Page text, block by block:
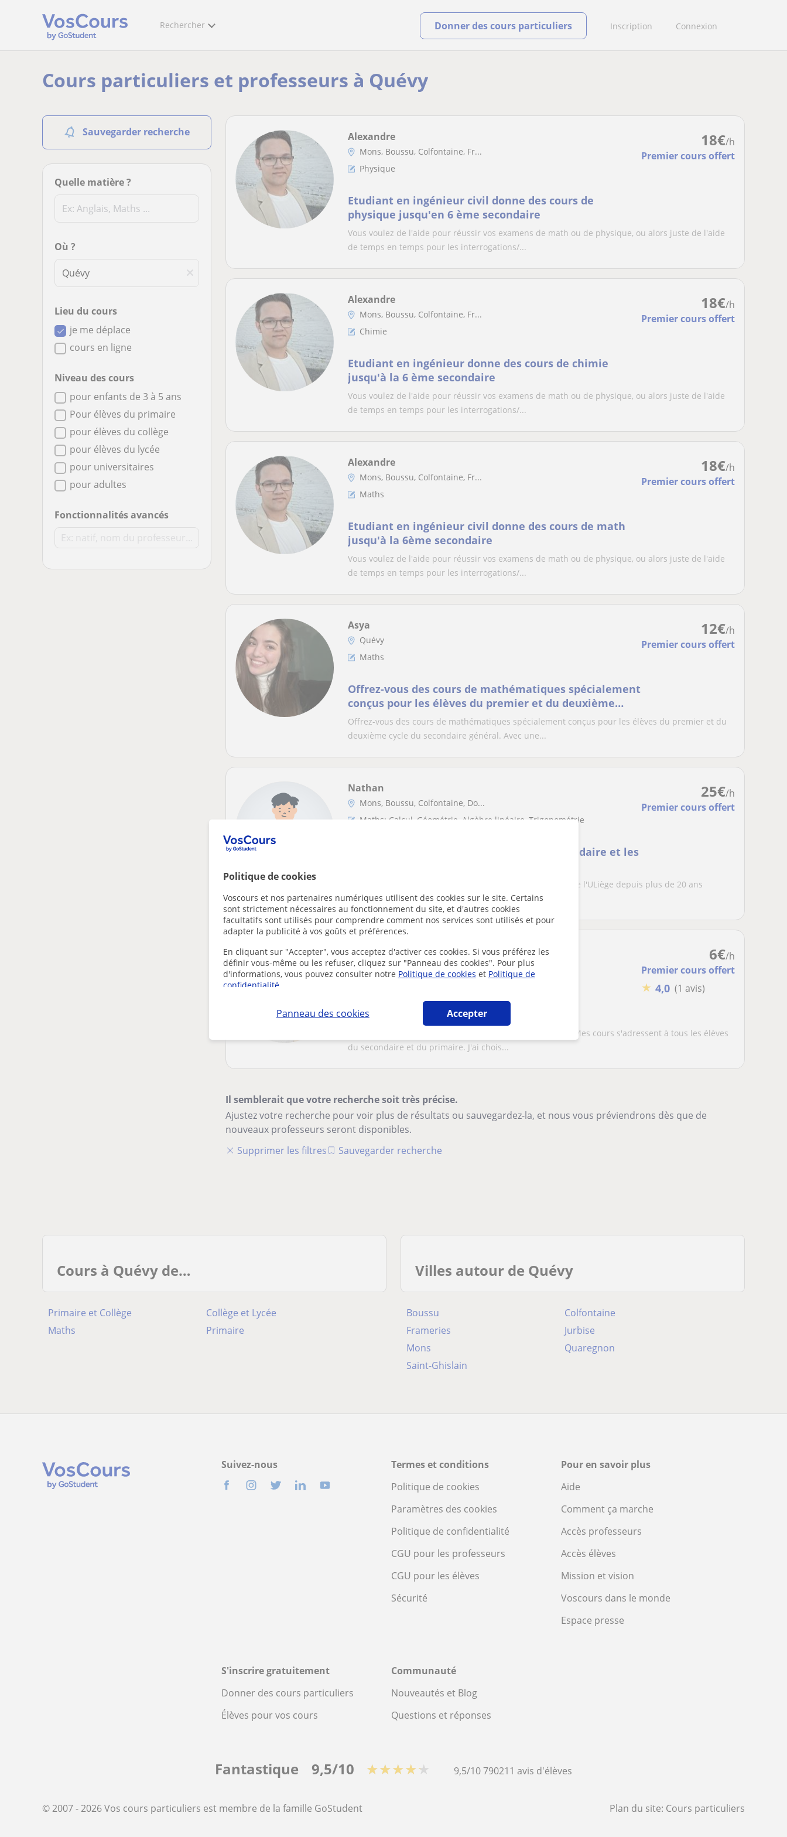
Politique de cookies
Voscours et nos partenaires numériques utilisent des cookies sur le site. Certains
sont strictement nécessaires au fonctionnement du site, et d'autres cookies
facultatifs sont utilisés pour comprendre comment nos services sont utilisés et pour
adapter la publicité à vos goûts et préférences.
En cliquant sur "Accepter", vous acceptez d'activer ces cookies. Si vous préférez les
définir vous-même ou les refuser, cliquez sur "Panneau des cookies". Pour plus
d'informations, vous pouvez consulter notre Politique de cookies et Politique de
confidentialité.
Panneau des cookies Accepter
Rechercher Inscription Connexion
Donner des cours particuliers
Cours particuliers et professeurs à Quévy
Sauvegarder recherche
Quelle matière ?
Où ?
Lieu du cours
je me déplace
cours en ligne
Niveau des cours
pour enfants de 3 à 5 ans
Pour élèves du primaire
pour élèves du collège
pour élèves du lycée
pour universitaires
pour adultes
Fonctionnalités avancés
18€/h
Premier cours offert
Alexandre
Mons, Boussu, Colfontaine, Fr...
Physique
Etudiant en ingénieur civil donne des cours de
physique jusqu'en 6 ème secondaire
Vous voulez de l'aide pour réussir vos examens de math ou de physique, ou alors juste de l'aide
de temps en temps pour les interrogations/...
18€/h
Premier cours offert
Alexandre
Mons, Boussu, Colfontaine, Fr...
Chimie
Etudiant en ingénieur donne des cours de chimie
jusqu'à la 6 ème secondaire
Vous voulez de l'aide pour réussir vos examens de math ou de physique, ou alors juste de l'aide
de temps en temps pour les interrogations/...
18€/h
Premier cours offert
Alexandre
Mons, Boussu, Colfontaine, Fr...
Maths
Etudiant en ingénieur civil donne des cours de math
jusqu'à la 6ème secondaire
Vous voulez de l'aide pour réussir vos examens de math ou de physique, ou alors juste de l'aide
de temps en temps pour les interrogations/...
12€/h
Premier cours offert
Asya
Quévy
Maths
Offrez-vous des cours de mathématiques spécialement
conçus pour les élèves du premier et du deuxième
cycle du secondaire général
Offrez-vous des cours de mathématiques spécialement conçus pour les élèves du premier et du
deuxième cycle du secondaire général. Avec une...
25€/h
Premier cours offert
Nathan
Mons, Boussu, Colfontaine, Do...
Maths: Calcul, Géométrie, Algèbre linéaire, Trigonométrie
Cours de maths à tous les niveaux du secondaire et les
Enseignant très expérimenté, docteur en mathématique de l'ULiège depuis plus de 20 ans
propose des cours particuliers de mathématiques à to...
6€/h
Premier cours offert
★ 4,0 (1 avis)
Jeff
Mons, Soignies, Saint-Ghislai...
Professeur de Mathématiques secondaire
Je suis un jeune étudiant-ingénieur, motivé et ambitieux. Mes cours s'adressent à tous les élèves
du secondaire et du primaire. J'ai chois...
Il semblerait que votre recherche soit très précise.
Ajustez votre recherche pour voir plus de résultats ou sauvegardez-la, et nous vous préviendrons dès que de
nouveaux professeurs seront disponibles.
Supprimer les filtres
Sauvegarder recherche
Cours à Quévy de…
Primaire et Collège
Collège et Lycée
Maths
Primaire
Villes autour de Quévy
Boussu
Colfontaine
Frameries
Jurbise
Mons
Quaregnon
Saint-Ghislain
Suivez-nous
Termes et conditions
Politique de cookies
Paramètres des cookies
Politique de confidentialité
CGU pour les professeurs
CGU pour les élèves
Sécurité
Pour en savoir plus
Aide
Comment ça marche
Accès professeurs
Accès élèves
Mission et vision
Voscours dans le monde
Espace presse
S'inscrire gratuitement
Donner des cours particuliers
Élèves pour vos cours
Communauté
Nouveautés et Blog
Questions et réponses
Fantastique 9,5/10 ★★★★★ 9,5/10790211 avis d'élèves
© 2007 - 2026 Vos cours particuliers est membre de la famille GoStudent Plan du site: Cours particuliers